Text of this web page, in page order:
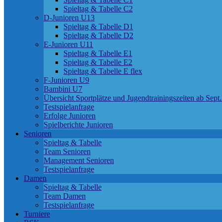
Spieltag & Tabelle C2
D-Junioren U13
Spieltag & Tabelle D1
Spieltag & Tabelle D2
E-Junioren U11
Spieltag & Tabelle E1
Spieltag & Tabelle E2
Spieltag & Tabelle E flex
F-Junioren U9
Bambini U7
Übersicht Sportplätze und Jugendtrainingszeiten ab
Testspielanfrage
Erfolge Junioren
Spielberichte Junioren
Senioren
Spieltag & Tabelle
Team Senioren
Management Senioren
Testspielanfrage
Damen
Spieltag & Tabelle
Team Damen
Testspielanfrage
Turniere